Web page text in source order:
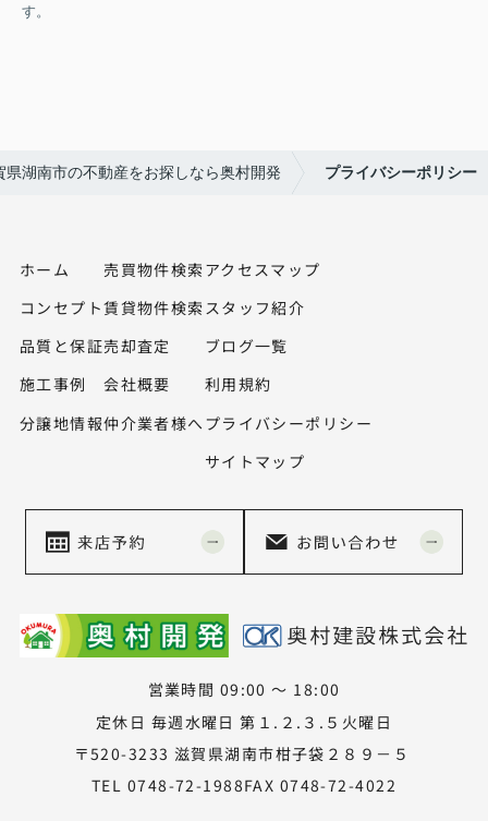
す。
県湖南市の不動産をお探しなら奥村開発 プライバシーポリシー
ホーム
コンセプト
品質と保証
施工事例
分譲地情報
売買物件検索
賃貸物件検索
売却査定
会社概要
仲介業者様へ
アクセスマップ
スタッフ紹介
ブログ一覧
利用規約
プライバシーポリシー
サイトマップ
営業時間 09:00 ～ 18:00
定休日 毎週水曜日 第１.２.３.５火曜日
〒520-3233 滋賀県湖南市柑子袋２８９－５
TEL 0748-72-1988FAX 0748-72-4022